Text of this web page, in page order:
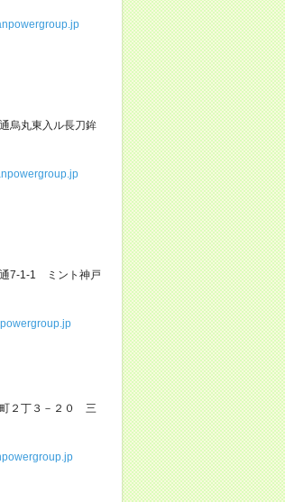
烏丸東入ル長刀鉾
7-1-1 ミント神戸
２丁３－２０ 三